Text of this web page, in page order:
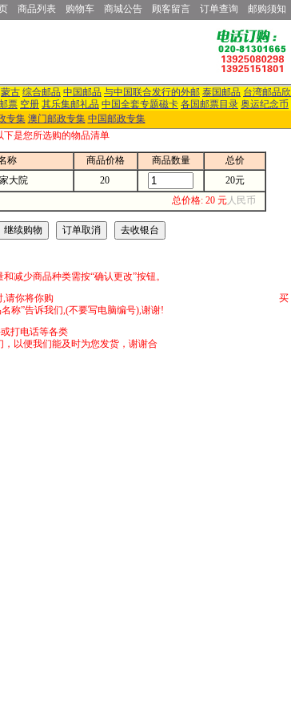
商品列表 购物车 商城公告 顾客留言 订单查询 邮购须知
蒙古 综合邮品 中国邮品 与中国联合发行的外邮 泰国邮品 台湾邮品欣
票 空册 其乐集邮礼品 中国全套专题磁卡 各国邮票目录 奥运纪念币
专集 澳门邮政专集 中国邮政专集
下是您所选购的物品清单
称 商品价格 商品数量
总价
大院 20
20元
总价格: 20 元人民币
种类需按“确认更改”按钮。
问题不能顺利递交时,请你将你购 买
称”告诉我们,(不要写电脑编号),谢谢!
言，也可用发邮件或打电话等各类
，以便我们能及时为您发货，谢谢合